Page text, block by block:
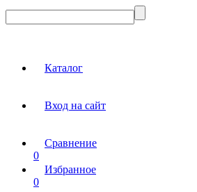
Каталог
Вход на сайт
Сравнение
0
Избранное
0